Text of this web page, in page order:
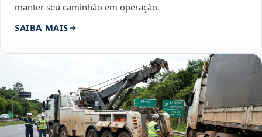
manter seu caminhão em operação.
SAIBA MAIS